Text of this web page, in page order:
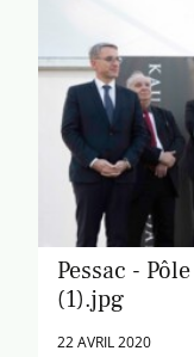
Pessac -
(1).jpg
22 AVRIL 2020